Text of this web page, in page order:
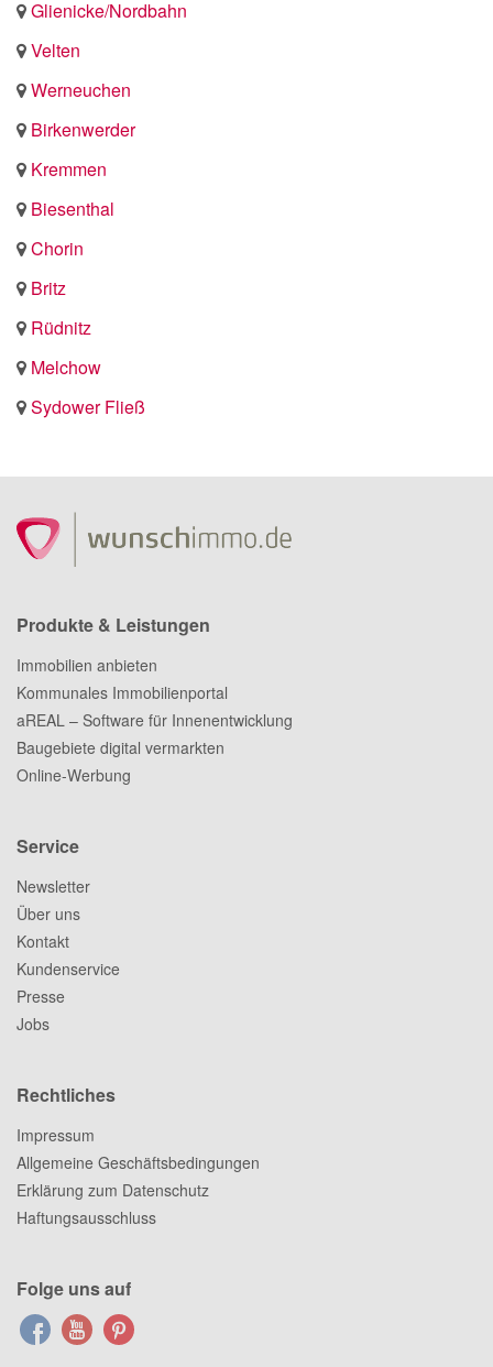
Glienicke/Nordbahn
Velten
Werneuchen
Birkenwerder
Kremmen
Biesenthal
Chorin
Britz
Rüdnitz
Melchow
Sydower Fließ
Produkte & Leistungen
Immobilien anbieten
Kommunales Immobilienportal
aREAL – Software für Innenentwicklung
Baugebiete digital vermarkten
Online-Werbung
Service
Newsletter
Über uns
Kontakt
Kundenservice
Presse
Jobs
Rechtliches
Impressum
Allgemeine Geschäftsbedingungen
Erklärung zum Datenschutz
Haftungsausschluss
Folge uns auf